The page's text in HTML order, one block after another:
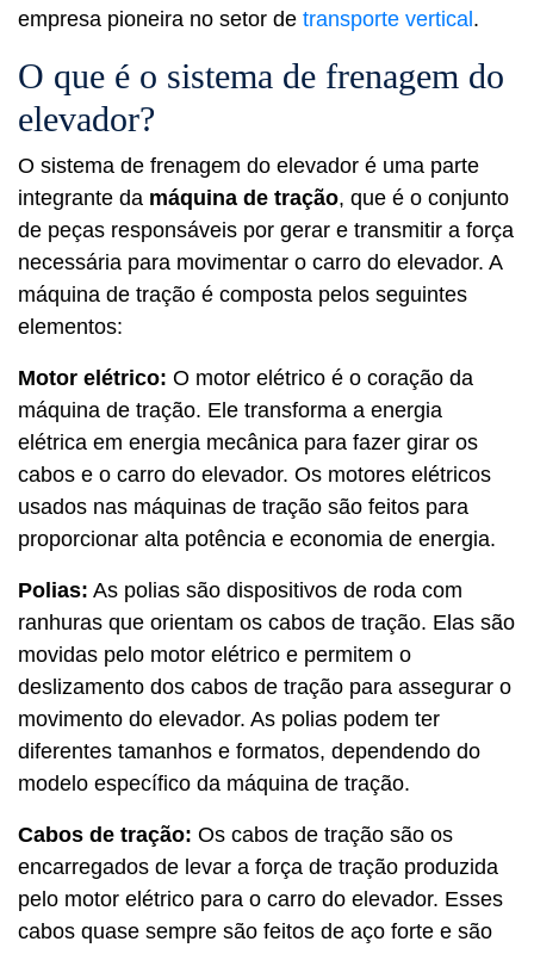
empresa pioneira no setor de transporte vertical.
O que é o sistema de frenagem do
elevador?
O sistema de frenagem do elevador é uma parte
integrante da máquina de tração, que é o conjunto
de peças responsáveis por gerar e transmitir a força
necessária para movimentar o carro do elevador. A
máquina de tração é composta pelos seguintes
elementos:
Motor elétrico: O motor elétrico é o coração da
máquina de tração. Ele transforma a energia
elétrica em energia mecânica para fazer girar os
cabos e o carro do elevador. Os motores elétricos
usados nas máquinas de tração são feitos para
proporcionar alta potência e economia de energia.
Polias: As polias são dispositivos de roda com
ranhuras que orientam os cabos de tração. Elas são
movidas pelo motor elétrico e permitem o
deslizamento dos cabos de tração para assegurar o
movimento do elevador. As polias podem ter
diferentes tamanhos e formatos, dependendo do
modelo específico da máquina de tração.
Cabos de tração: Os cabos de tração são os
encarregados de levar a força de tração produzida
pelo motor elétrico para o carro do elevador. Esses
cabos quase sempre são feitos de aço forte e são